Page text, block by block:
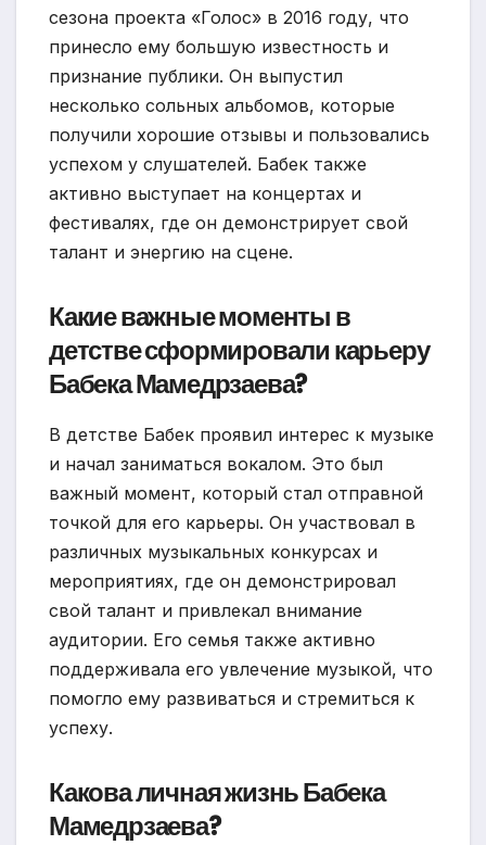
сезона проекта «Голос» в 2016 году, что
принесло ему большую известность и
признание публики. Он выпустил
несколько сольных альбомов, которые
получили хорошие отзывы и пользовались
успехом у слушателей. Бабек также
активно выступает на концертах и
фестивалях, где он демонстрирует свой
талант и энергию на сцене.
Какие важные моменты в
детстве сформировали карьеру
Бабека Мамедрзаева?
В детстве Бабек проявил интерес к музыке
и начал заниматься вокалом. Это был
важный момент, который стал отправной
точкой для его карьеры. Он участвовал в
различных музыкальных конкурсах и
мероприятиях, где он демонстрировал
свой талант и привлекал внимание
аудитории. Его семья также активно
поддерживала его увлечение музыкой, что
помогло ему развиваться и стремиться к
успеху.
Какова личная жизнь Бабека
Мамедрзаева?